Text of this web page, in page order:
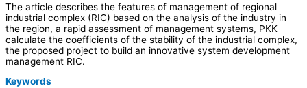
The article describes the features of management of regional
industrial complex (RIC) based on the analysis of the industry in
the region, a rapid assessment of management systems, PKK
calculate the coefficients of the stability of the industrial complex,
the proposed project to build an innovative system development
management RIC.
Keywords